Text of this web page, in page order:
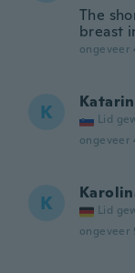
The
breast
ongeveer
K Lid
ongeveer
K Lid
ongeveer